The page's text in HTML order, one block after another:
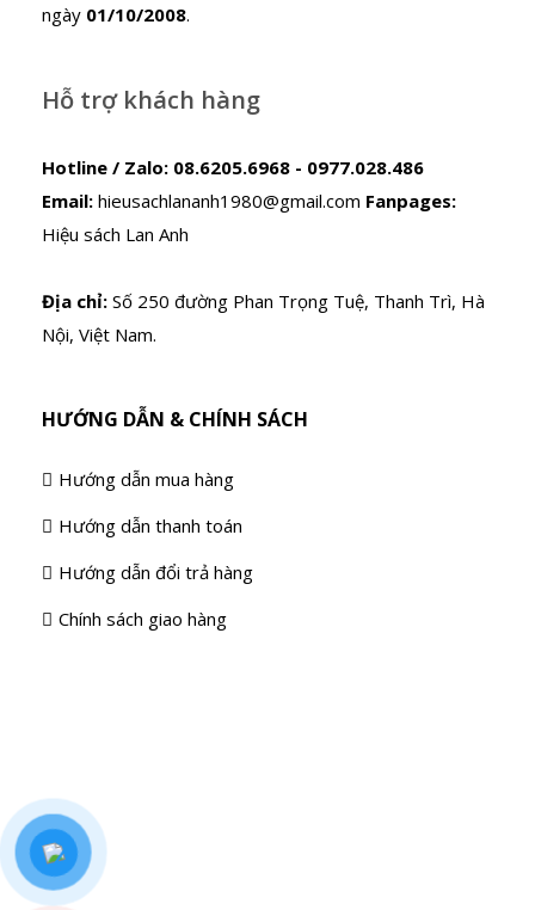
ngày 01/10/2008.
Hỗ trợ khách hàng
Hotline / Zalo: 08.6205.6968 - 0977.028.486
Email: hieusachlananh1980@gmail.com Fanpages:
Hiệu sách Lan Anh
Địa chỉ: Số 250 đường Phan Trọng Tuệ, Thanh Trì, Hà
Nội, Việt Nam.
HƯỚNG DẪN & CHÍNH SÁCH
Hướng dẫn mua hàng
Hướng dẫn thanh toán
Hướng dẫn đổi trả hàng
Chính sách giao hàng